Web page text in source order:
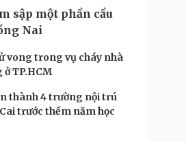
sập một phần cầu
Nai
vong trong vụ cháy nhà
TP.HCM
thành 4 trường nội trú
trước thềm năm học